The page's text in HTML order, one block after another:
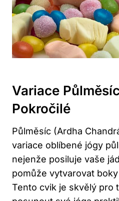
Variace
Pokročilé
Půlměsíc (Ardha
variace oblíbené jógy
nejenže posiluje vaše
pomůže vytvarovat
Tento cvik je skvělý pro